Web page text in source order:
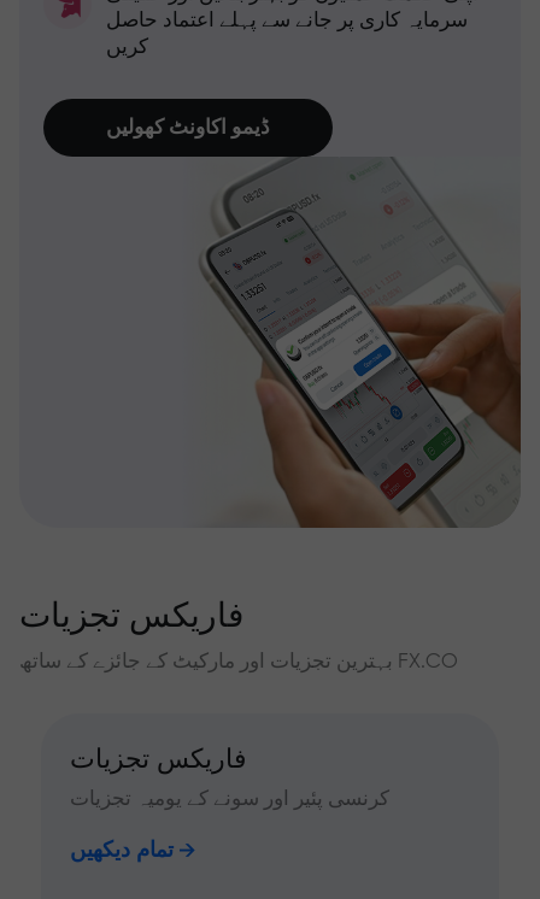
سرمایہ کاری پر جانے سے پہلے اعتماد حاصل
کریں
ڈیمو اکاونٹ کھولیں
فاریکس تجزیات
بہترین تجزیات اور مارکیٹ کے جائزے کے ساتھ FX.CO
فاریکس تجزیات
کرنسی پئیر اور سونے کے یومیہ تجزیات
تمام دیکھیں